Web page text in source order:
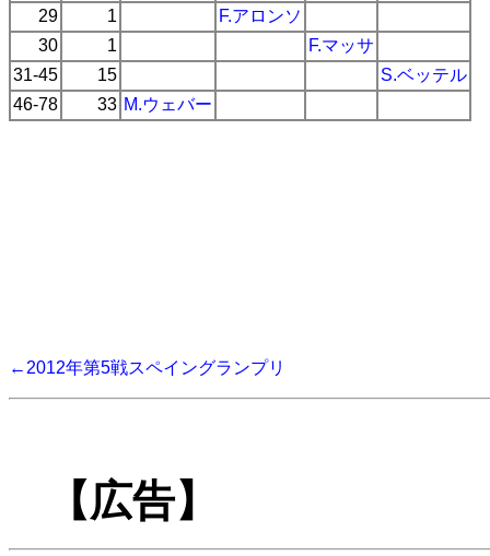
29
1
F.アロンソ
30
1
F.マッサ
31-45
15
S.ベッテル
46-78
33 M.ウェバー
←2012年第5戦スペイングランプリ
【広告】